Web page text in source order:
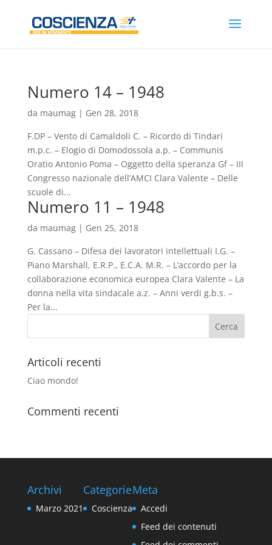
Numero 14 – 1948
da maumag| Gen 28, 2018
F.DP – Vento di Camaldoli C. – Ricordo di Tindari
m.p.c. – Elogio di Domodossola a.p. – Communis
Oratio Antonio Poma – Oggetto della speranza Gf – III
Congresso nazionale dell’AMCI Clara Valente – Delle
scuole di...
Numero 11 – 1948
da maumag| Gen 25, 2018
G. Cassano – Difesa dei lavoratori intellettuali I.G. –
Piano Marshall, E.R.P., E.C.A. M.R. – L’accordo per la
collaborazione economica europea Clara Valente – La
donna nella vita sindacale a.z. – Anni verdi g.b.s. –
Per la...
Articoli recenti
Ciao mondo!
Commenti recenti
Archivi
Marzo 2021
Categorie
Coscienza
Meta
Accedi
Feed dei contenuti